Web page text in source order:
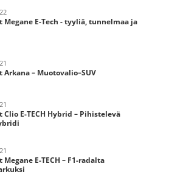
Megane E-Tech - tyyliä, tunnelmaa ja
Arkana – Muotovalio–SUV
Clio E-TECH Hybrid – Pihistelevä
Megane E-TECH – F1-radalta